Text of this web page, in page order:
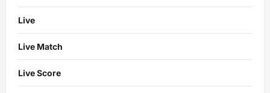
Live
Live Match
Live Score